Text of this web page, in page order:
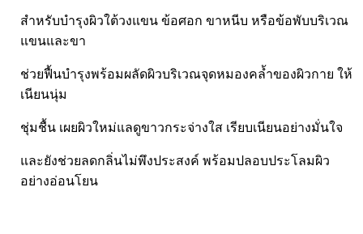
karmart
Galderma
Sebamed
Stiefel
ผลิตภัณฑ์ รพ.ยันฮี
banner แบนเนอร์ โปรตีน
สำหรับบำรุงผิวใต้วงแขน ข้อศอก ขาหนีบ หรือข้อพับบริเวณ
แขนและขา
ช่วยฟื้นบำรุงพร้อมผลัดผิวบริเวณจุดหมองคล้ำของผิวกาย ให้
เนียนนุ่ม
ชุ่มชื้น เผยผิวใหม่แลดูขาวกระจ่างใส เรียบเนียนอย่างมั่นใจ
และยังช่วยลดกลิ่นไม่พึงประสงค์ พร้อมปลอบประโลมผิว
อย่างอ่อนโยน